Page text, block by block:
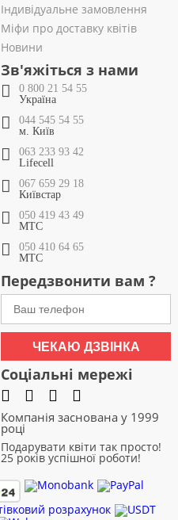
Індивідуальне замовлення
Міфи про доставку квітів
Новини
Зв'яжіться з нами
0 800 21 54 55
Україна
044 545 54 55
м. Київ
063 233 93 42
Lifecell
067 659 29 18
Київстар
050 419 43 49
МТС
050 410 64 65
МТС
Передзвонити вам ?
ЧЕКАЮ ДЗВІНКА
Соціальні мережі
Компанія заснована у 1999
році
Подарувати квіти так просто!
25 років успішної роботи!